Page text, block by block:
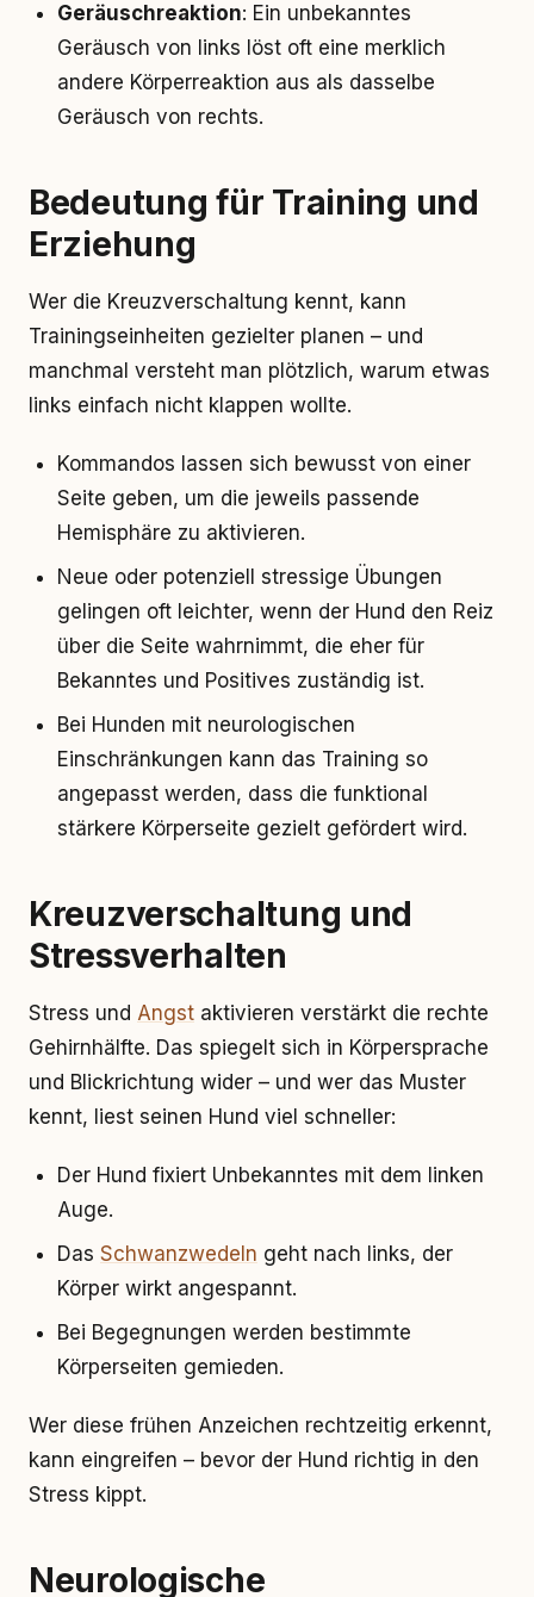
Geräuschreaktion: Ein unbekanntes
Geräusch von links löst oft eine merklich
andere Körperreaktion aus als dasselbe
Geräusch von rechts.
Bedeutung für Training und
Erziehung
Wer die Kreuzverschaltung kennt, kann
Trainingseinheiten gezielter planen – und
manchmal versteht man plötzlich, warum etwas
links einfach nicht klappen wollte.
Kommandos lassen sich bewusst von einer
Seite geben, um die jeweils passende
Hemisphäre zu aktivieren.
Neue oder potenziell stressige Übungen
gelingen oft leichter, wenn der Hund den Reiz
über die Seite wahrnimmt, die eher für
Bekanntes und Positives zuständig ist.
Bei Hunden mit neurologischen
Einschränkungen kann das Training so
angepasst werden, dass die funktional
stärkere Körperseite gezielt gefördert wird.
Kreuzverschaltung und
Stressverhalten
Stress und Angst aktivieren verstärkt die rechte
Gehirnhälfte. Das spiegelt sich in Körpersprache
und Blickrichtung wider – und wer das Muster
kennt, liest seinen Hund viel schneller:
Der Hund fixiert Unbekanntes mit dem linken
Auge.
Das Schwanzwedeln geht nach links, der
Körper wirkt angespannt.
Bei Begegnungen werden bestimmte
Körperseiten gemieden.
Wer diese frühen Anzeichen rechtzeitig erkennt,
kann eingreifen – bevor der Hund richtig in den
Stress kippt.
Neurologische